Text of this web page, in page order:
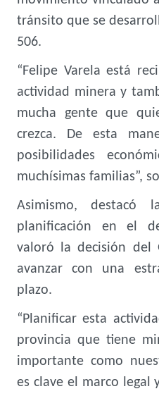
tránsito que se
506.
“Felipe Varela está
actividad minera y
mucha gente que
crezca. De esta
posibilidades
muchísimas familias”,
Asimismo, destacó
planificación en el
valoró la decisión del
avanzar con una
plazo.
“Planificar esta
provincia que tiene
importante como
es clave el marco legal